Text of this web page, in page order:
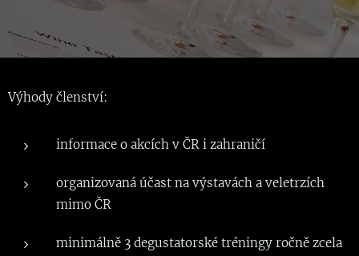
Výhody členství:
informace o akcích v ČR i zahraničí
organizovaná účast na výstavách a veletrzích
mimo ČR
minimálně 3 degustatorské tréningy ročně zcela